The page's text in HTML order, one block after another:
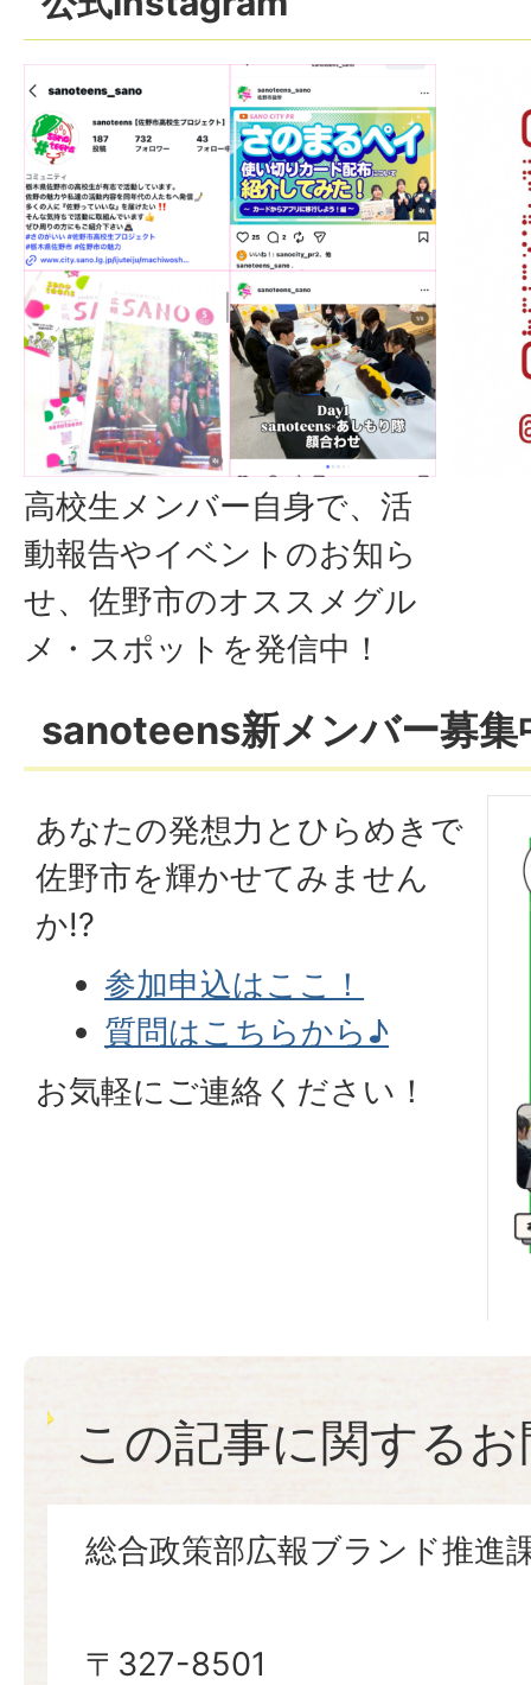
高校生メンバー自身で、活
動報告やイベントのお知ら
せ、佐野市のオススメグル
メ・スポットを発信中！
sanoteens新メンバー募集
あなたの発想力とひらめきで
佐野市を輝かせてみません
か!?
参加申込はここ！
質問はこちらから♪
お気軽にご連絡ください！
この記事に関する
総合政策部広報ブランド推進
〒327-8501